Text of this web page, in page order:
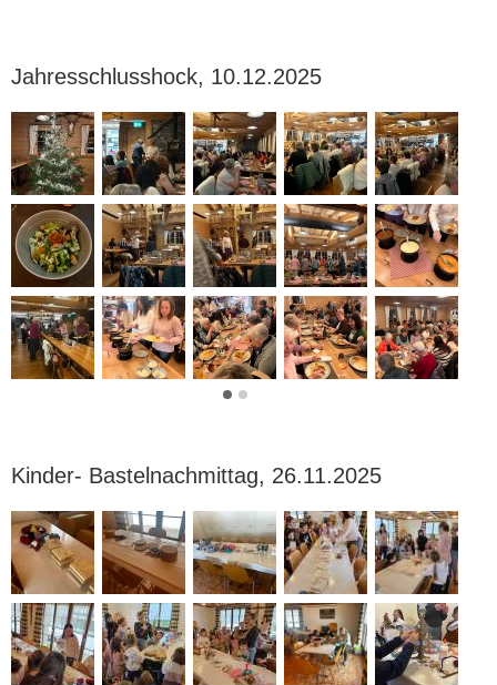
Jahresschlusshock, 10.12.2025
Kinder- Bastelnachmittag, 26.11.2025